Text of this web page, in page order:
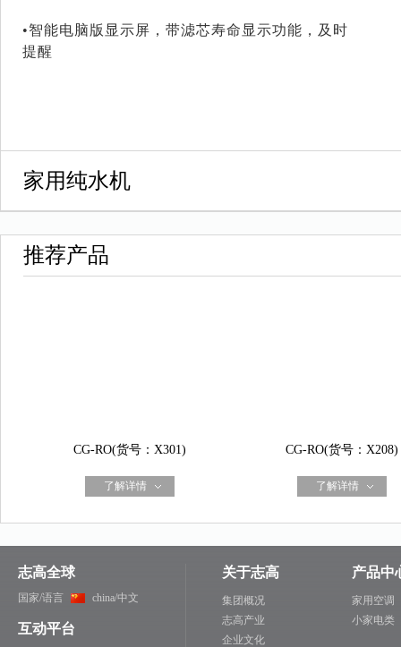
•智能电脑版显示屏，带滤芯寿命显示功能，及时
提醒
家用纯水机
推荐产品
CG-RO(货号：X301)
了解详情
CG-RO(货号：X208)
了解详情
志高全球
国家/语言 china/中文
互动平台
关于志高
集团概况
志高产业
企业文化
产品中
家用空调
小家电类